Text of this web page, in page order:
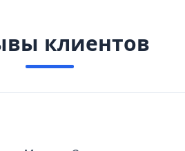
клиентов